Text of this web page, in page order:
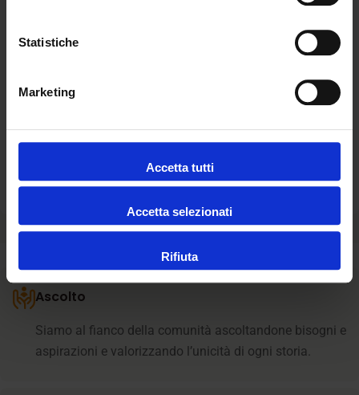
Statistiche
Marketing
Accetta tutti
Accetta selezionati
Rifiuta
La categoria
raccoglie strumenti
unghie e del pelo del tuo pet.
Lame sicure, taglio uniforme e maneggevolezza dello
strumento trasformano ogni sessione in un momento di
cura efficace e piacevole.
Esplora
la categoria e scopri come prenderti cura dei suoi
artigliin modo sicuro!
Visualizza altro
Ascolto
Siamo al fianco della comunità ascoltandone bisogni e
aspirazioni e valorizzando l’unicità di ogni storia.